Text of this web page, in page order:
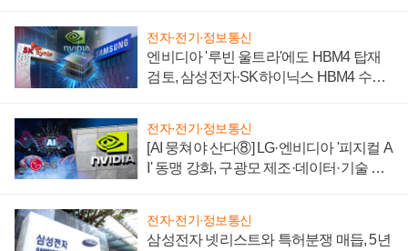
전자·전기·정보통신
엔비디아 '루빈 울트라'에도 HBM4 탑재
검토, 삼성전자·SK하이닉스 HBM4 수율
전자·전기·정보통신
[AI 뭉쳐야 산다⑧] LG·엔비디아 '피지컬 A
I' 동맹 강화, 구광모 제조·데이터·기술 결
전자·전기·정보통신
삼성전자 넷리스트와 특허분쟁 매듭, 5년